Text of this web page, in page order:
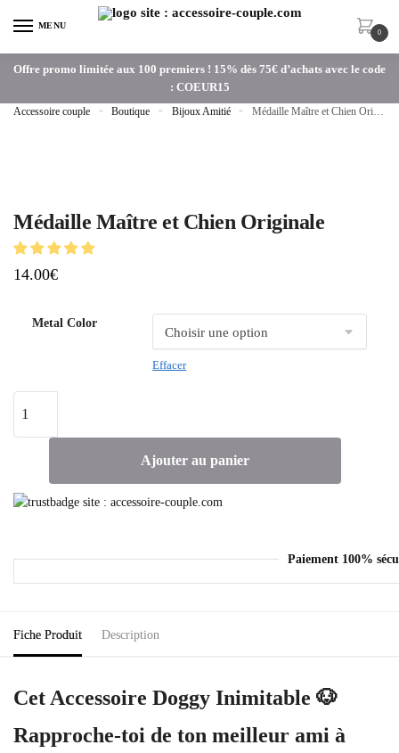
MENU
0
Offre promo limitée aux 100 premiers ! 15% dès 75€ d’achats avec le code
: COEUR15
Accessoire couple » Boutique » Bijoux Amitié » Médaille Maître et Chien Originale
Médaille Maître et Chien Originale
14.00€
Metal Color
Effacer
Ajouter au panier
Paiement 100%
Fiche Produit Description
Cet Accessoire Doggy Inimitable 🐶
Rapproche-toi de ton meilleur ami à